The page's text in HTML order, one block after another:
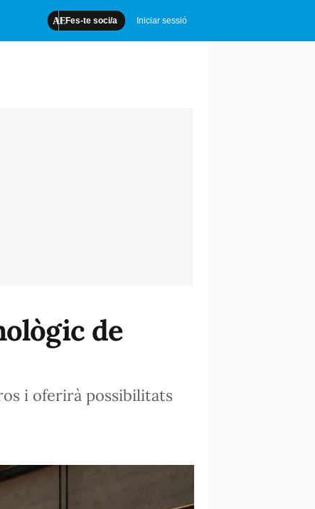
Fes-te soci/a Iniciar sessió
de
i oferirà possibilitats